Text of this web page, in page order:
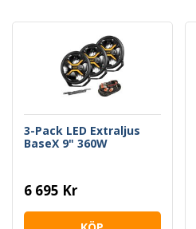
3-Pack LED Extraljus
BaseX 9" 360W
6 695 Kr